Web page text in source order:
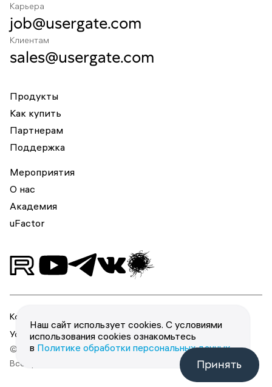
Карьера
job@usergate.com
Клиентам
sales@usergate.com
Продукты
Как купить
Партнерам
Поддержка
Мероприятия
О нас
Академия
uFactor
Конфиденциальность
Условия использования
© 2026 ООО «Юзергейт».
Все права защищены.
Наш сайт использует cookies. С условиями
использования cookies ознакомьтесь
в Политике обработки персональных данных.
Принять